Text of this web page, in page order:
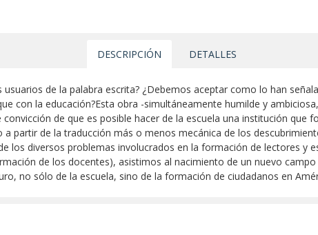
DESCRIPCIÓN DETALLES
de la palabra escrita? ¿Debemos aceptar como lo han
con la educación?Esta obra -simultáneamente humilde y
de que es posible hacer de la escuela una institución que
partir de la traducción más o menos mecánica de los
los diversos problemas involucrados en la formación de lectores y
de los docentes), asistimos al nacimiento de un nuevo
no sólo de la escuela, sino de la formación de ciudadanos en